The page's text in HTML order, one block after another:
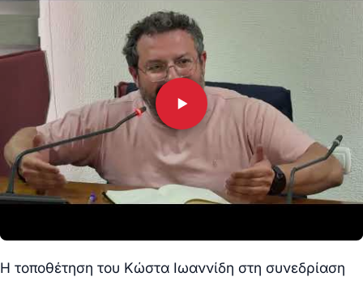
Η τοποθέτηση του Κώστα Ιωαννίδη στη συνεδρίαση